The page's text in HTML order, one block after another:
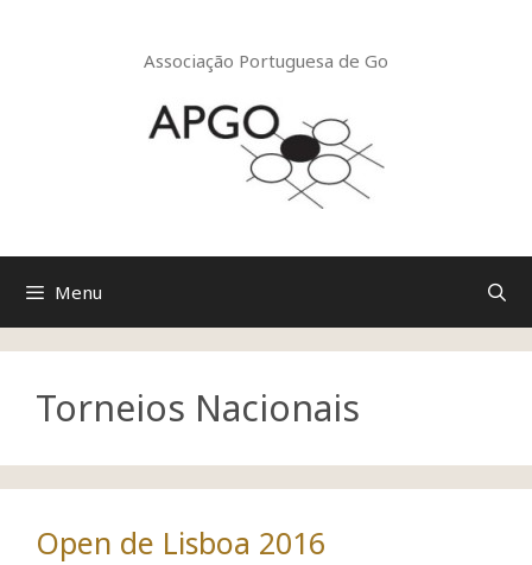
Associação Portuguesa de Go
Menu
Torneios Nacionais
Open de Lisboa 2016